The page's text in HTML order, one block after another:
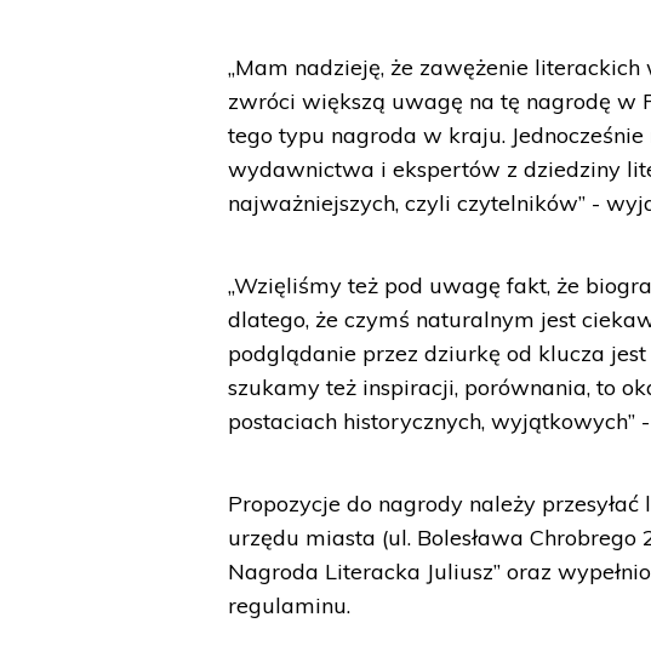
„Mam nadzieję, że zawężenie
zwróci większą uwagę na tę nagrodę w
tego typu nagroda w kraju.
wydawnictwa i ekspertów z dziedziny
najważniejszych, czyli czytelników” -
„Wzięliśmy też pod uwagę fakt, że
dlatego, że czymś naturalnym jest
podglądanie przez dziurkę od klucza
szukamy też inspiracji, porównania, to
postaciach historycznych, wyjątkowych” -
Propozycje do nagrody należy
urzędu miasta (ul. Bolesława
Nagroda Literacka Juliusz” oraz
regulaminu.